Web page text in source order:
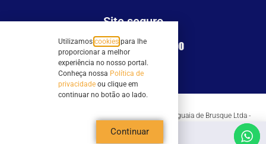
Site seguro
Todos os direitos reservados - Sociedade Rádio Araguaia de Brusque Ltda -
Mathilde Hoffmann, 66 - Centro II, Brusque, SC - 88353-120 - Centro Comercial
Utilizamos cookies para lhe
proporcionar a melhor
experiência no nosso portal.
Conheça nossa Política de
privacidade ou clique em
continuar no botão ao lado.
Continuar